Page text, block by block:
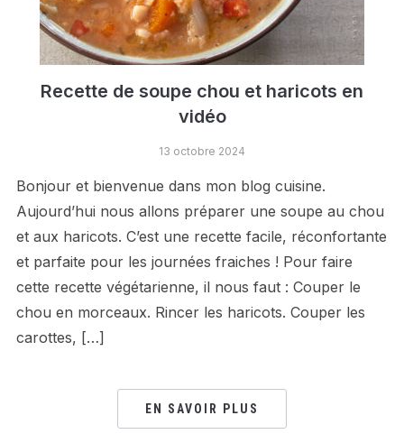
Recette de soupe chou et haricots en
vidéo
13 octobre 2024
Bonjour et bienvenue dans mon blog cuisine.
Aujourd’hui nous allons préparer une soupe au chou
et aux haricots. C’est une recette facile, réconfortante
et parfaite pour les journées fraiches ! Pour faire
cette recette végétarienne, il nous faut : Couper le
chou en morceaux. Rincer les haricots. Couper les
carottes, […]
EN SAVOIR PLUS